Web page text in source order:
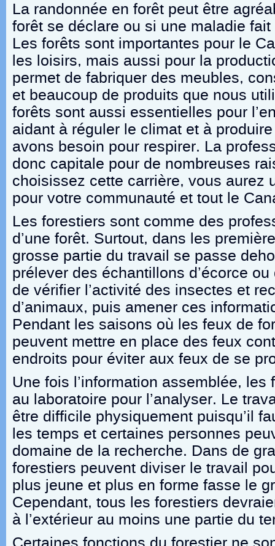
La randonnée en forêt peut être
forêt se déclare ou si une maladie
Les forêts sont importantes pour le
les loisirs, mais aussi pour la
permet de fabriquer des meubles,
et beaucoup de produits que nous
forêts sont aussi essentielles pour
aidant à réguler le climat et à
avons besoin pour respirer. La
donc capitale pour de nombreuses
choisissez cette carrière, vous aurez
pour votre communauté et tout le
Les forestiers sont comme des
d’une forêt. Surtout, dans les
grosse partie du travail se passe
prélever des échantillons d’écorce
de vérifier l’activité des insectes et
d’animaux, puis amener ces
Pendant les saisons où les feux de
peuvent mettre en place des feux
endroits pour éviter aux feux de se
Une fois l’information assemblée, les
au laboratoire pour l’analyser. Le
être difficile physiquement puisqu’il
les temps et certaines personnes
domaine de la recherche. Dans de
forestiers peuvent diviser le travail
plus jeune et plus en forme fasse le
Cependant, tous les forestiers
à l’extérieur au moins une partie du